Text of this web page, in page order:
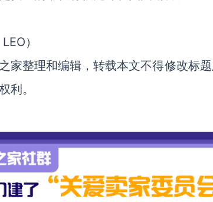
）
家整理和编辑，转载本文不得修改标
利。